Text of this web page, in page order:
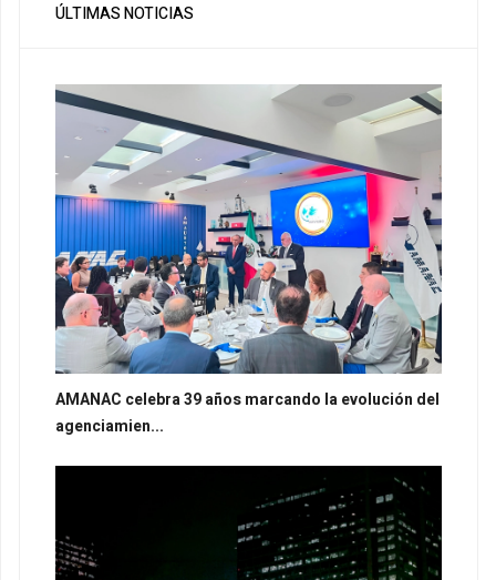
ÚLTIMAS NOTICIAS
AMANAC celebra 39 años marcando la evolución del
agenciamien...